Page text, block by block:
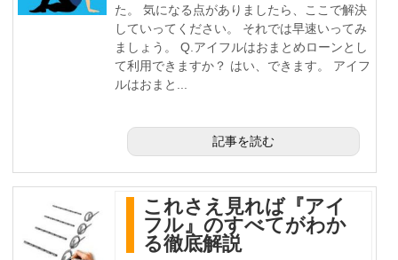
た。 気になる点がありましたら、ここで解決
していってください。 それでは早速いってみ
ましょう。 Q.アイフルはおまとめローンとし
て利用できますか？ はい、できます。 アイフ
ルはおまと...
記事を読む
これさえ見れば『アイ
フル』のすべてがわか
る徹底解説